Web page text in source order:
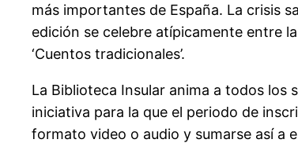
más importantes de España. La crisis
edición se celebre atípicamente entre
‘Cuentos tradicionales’.
La Biblioteca Insular anima a todos
iniciativa para la que el periodo de
formato video o audio y sumarse así a